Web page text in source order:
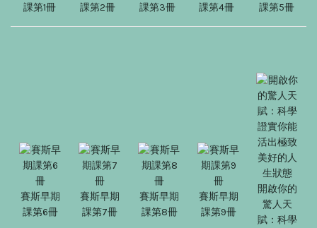
課第1冊
課第2冊
課第3冊
課第4冊
課第5冊
賽斯早期
課第6冊
賽斯早期
課第7冊
賽斯早期
課第8冊
賽斯早期
課第9冊
開啟你的
驚人天
賦：科學